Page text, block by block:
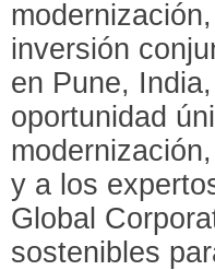
inversión
en Pune,
oportunidad
y a los
Global
sostenibles